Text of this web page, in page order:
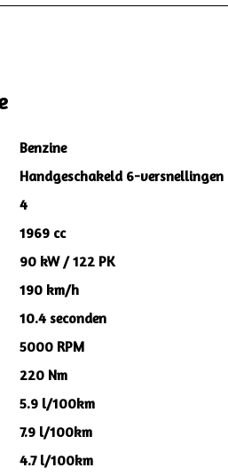
de heldere voorwaarden, waar
Benzine
Handgeschakeld 6-versnellingen
4
1969 cc
90 kW / 122 PK
190 km/h
10.4 seconden
5000 RPM
220 Nm
5.9 l/100km
7.9 l/100km
4.7 l/100km